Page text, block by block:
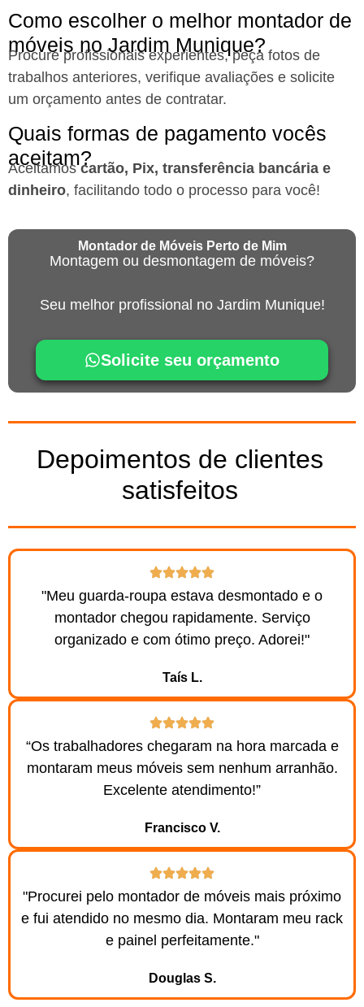
Como escolher o melhor montador de
móveis no Jardim Munique?
Procure profissionais experientes, peça fotos de
trabalhos anteriores, verifique avaliações e solicite
um orçamento antes de contratar.
Quais formas de pagamento vocês
aceitam?
Aceitamoscartão, Pix, transferência bancária e
dinheiro, facilitando todo o processo para você!
Montador de Móveis Perto de Mim
Montagem ou desmontagem de móveis?
Seu melhor profissional no Jardim Munique!
Solicite seu orçamento
Depoimentos de clientes
satisfeitos
"Meu guarda-roupa estava desmontado e o
montador chegou rapidamente. Serviço
organizado e com ótimo preço. Adorei!"
Taís L.
“Os trabalhadores chegaram na hora marcada e
montaram meus móveis sem nenhum arranhão.
Excelente atendimento!”
Francisco V.
"Procurei pelo montador de móveis mais próximo
e fui atendido no mesmo dia. Montaram meu rack
e painel perfeitamente."
Douglas S.